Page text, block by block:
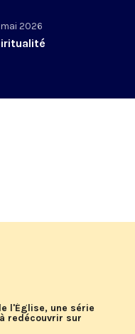
2026
l'Église, une série
redécouvrir sur